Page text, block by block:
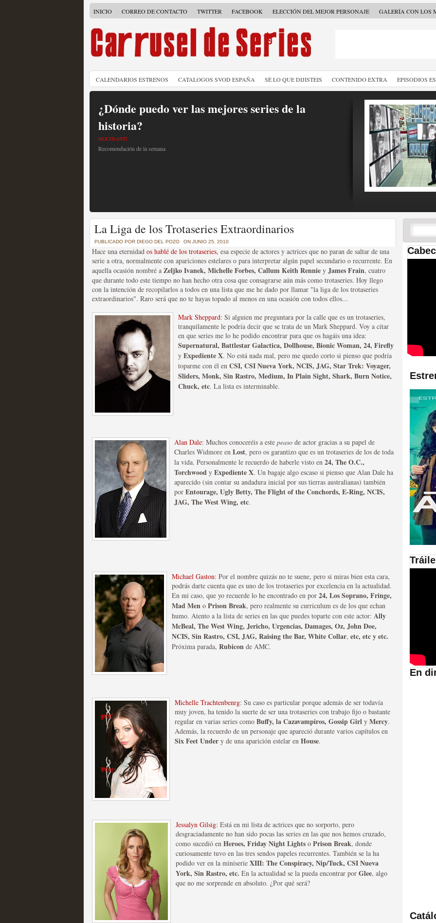
INICIO CORREO DE CONTACTO TWITTER FACEBOOK ELECCIÓN DEL MEJOR PERSONAJE GALERÍA CON LOS
CALENDARIOS ESTRENOS CATALOGOS SVOD ESPAÑA SÉ LO QUE DIJISTEIS CONTENIDO EXTRA EPISODIOS
¿Dónde puedo ver las mejores series de la
historia?
MOLTISANTI
Recomendación de la semana
Un recorrido por todas las temporadas de Game
of Thrones a través de sus mejores tráilers
MOLTISANTI
Recomendación de la semana
La burbuja de los jugadores de la ficción
original
MOLTISANTI
Recomendación de la semana
Las series disponibles en las plataformas SVOD
tienen fecha de caducidad
MOLTISANTI
Recomendación de la semana
La barrera de las 500 series al año se superará
desde Silicon Valley
MOLTISANTI
Recomendación de la semana
MOLTISANTI
Recomendación de la semana
series más caras de la historia
MOLTISANTI
Recomendación de la semana
La Liga de los Trotaseries Extraordinarios
PUBLICADO POR DIEGO DEL POZO ON JUNIO 25, 2010
Hace una eternidad os hablé de los trotaseries, esa especie de actores y actrices que no paran de saltar de una
serie a otra, normalmente con apariciones estelares o para interpretar algún papel secundario o recurrente. En
aquella ocasión nombré a Zeljko Ivanek, Michelle Forbes, Callum Keith Rennie y James Frain, cuatro
que durante todo este tiempo no han hecho otra cosa que consagrarse aún más como trotaseries. Hoy llego
con la intención de recopilarlos a todos en una lista que me he dado por llamar "la liga de los trotaseries
extraordinarios". Raro será que no te hayas topado al menos en una ocasión con todos ellos...
Mark Sheppard: Si alguien me preguntara por la calle que es un trotaseries,
tranquilamente le podría decir que se trata de un Mark Sheppard. Voy a citar
en que series me lo he podido encontrar para que os hagáis una idea:
Supernatural, Battlestar Galactica, Dollhouse, Bionic Woman, 24, Firefly
y Expediente X. No está nada mal, pero me quedo corto si pienso que podría
toparme con él en CSI, CSI Nueva York, NCIS, JAG, Star Trek: Voyager,
Sliders, Monk, Sin Rastro, Medium, In Plain Sight, Shark, Burn Notice,
Chuck, etc. La lista es interminable.
Alan Dale: Muchos conoceréis a este peaso de actor gracias a su papel de
Charles Widmore en Lost, pero os garantizo que es un trotaseries de los de toda
la vida. Personalmente le recuerdo de haberle visto en 24, The O.C.,
Torchwood y Expediente X. Un bagaje algo escaso si pienso que Alan Dale ha
aparecido (sin contar su andadura inicial por sus tierras australianas) también
por Entourage, Ugly Betty, The Flight of the Conchords, E-Ring, NCIS,
JAG, The West Wing, etc.
Michael Gaston: Por el nombre quizás no te suene, pero si miras bien esta cara,
podrás darte cuenta que es uno de los trotaseries por excelencia en la actualidad.
En mi caso, que yo recuerde lo he encontrado en por 24, Los Soprano, Fringe,
Mad Men o Prison Break, pero realmente su curriculum es de los que echan
humo. Atento a la lista de series en las que puedes toparte con este actor: Ally
McBeal, The West Wing, Jericho, Urgencias, Damages, Oz, John Doe,
NCIS, Sin Rastro, CSI, JAG, Raising the Bar, White Collar, etc, etc y etc.
Próxima parada, Rubicon de AMC.
Michelle Trachtenbenrg: Su caso es particular porque además de ser todavía
muy joven, ha tenido la suerte de ser una trotaseries con trabajo fijo o bastante
regular en varias series como Buffy, la Cazavampiros, Gossip Girl y Mercy.
Además, la recuerdo de un personaje que apareció durante varios capítulos en
Six Feet Under y de una aparición estelar en House.
Jessalyn Gilsig: Está en mi lista de actrices que no sorporto, pero
desgraciadamente no han sido pocas las series en las que nos hemos cruzado,
como sucedió en Heroes, Friday Night Lights o Prison Break, donde
curiosamente tuvo en las tres sendos papeles recurrentes. También se la ha
podido ver en la miniserie XIII: The Conspiracy, Nip/Tuck, CSI Nueva
York, Sin Rastro, etc. En la actualidad se la pueda encontrar por Glee, algo
que no me sorprende en absoluto. ¿Por qué será?
En